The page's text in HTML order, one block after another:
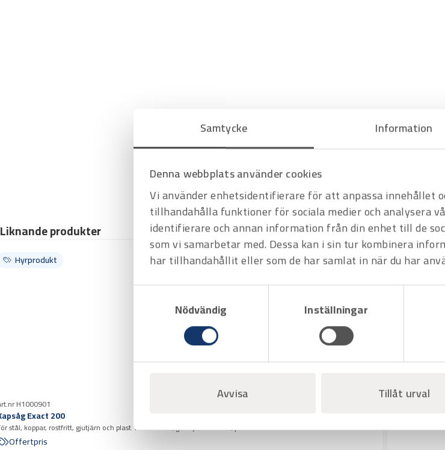
Samtycke Information
Denna webbplats använder cookies
Vi använder enhetsidentifierare för att anpassa innehållet
tillhandahålla funktioner för sociala medier och analysera
identifierare och annan information från din enhet till de
som vi samarbetar med. Dessa kan i sin tur kombinera
har tillhandahållit eller som de har samlat in när du har
Nödvändig
Inställningar
Avvisa Tillåt urval
Liknande produkter
Hyrprodukt
H1000901
Exact 200
stål, koppar, rostfritt, gjutjärn och plast 15-200 mm, godstj. 8 mm stål, plast 12 mm.
Offertpris
Rörrulle till
Stor dubbel –